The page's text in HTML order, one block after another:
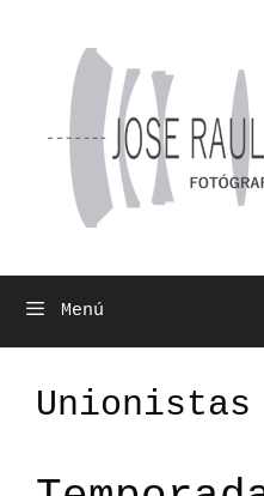
contenido
Menú
Unionistas